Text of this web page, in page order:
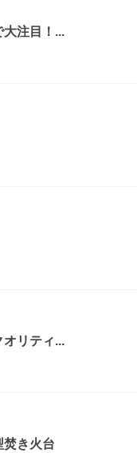
注目！...
リティ...
焚き火台